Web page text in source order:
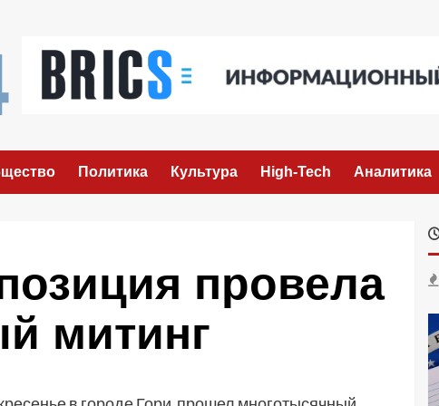
Политика Культура High-Tech Аналитика
провела
митинг